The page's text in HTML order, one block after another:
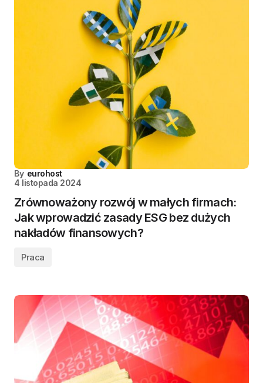
By eurohost
4 listopada 2024
Zrównoważony rozwój w małych firmach:
Jak wprowadzić zasady ESG bez dużych
nakładów finansowych?
Praca